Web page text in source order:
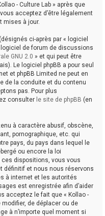
- Culture Lab » après que
acceptez d’être légalement
mises à jour.
ci-après par « logiciel
logiciel de forum de discussions
GNU 2.0 » et qui peut être
Le logiciel phpBB a pour seul
et phpBB Limited ne peut en
de la conduite et du contenu
pas. Pour plus
consulter le site de phpBB (en
à caractère abusif, obscène,
pornographique, etc. qui
pays, du pays dans lequel le
ou encore la loi
dispositions, vous vous
définitif et nous nous réservons
à internet et les autorités
est enregistrée afin d’aider
acceptez le fait que « Kollao -
de déplacer ou de
à n’importe quel moment si